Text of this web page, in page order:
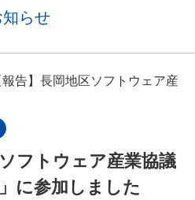
知らせ
報告】長岡地区ソフトウェア産
フトウェア産業協議
に参加しました